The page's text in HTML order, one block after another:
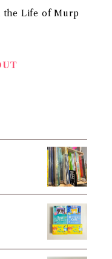
the Life of Murp